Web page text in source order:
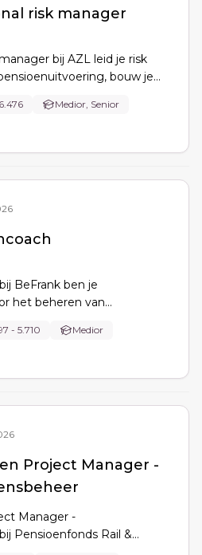
risk manager
bij AZL leid je risk
bouw je
coördineer je ISAE met
je incidenten en verbind je
Medior, Senior
BeFrank ben je
het beheren van
werkgever en
diensten, en
- 5.710
Medior
Project Manager -
Manager -
Pensioenfonds Rail &